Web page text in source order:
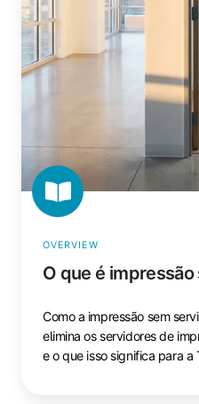
OVERVIEW
O que é
Como a impressão sem
elimina os servidores de
e o que isso significa para a